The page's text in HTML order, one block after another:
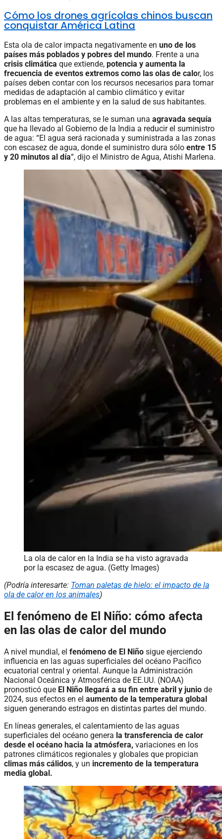
Cómo los drones agrícolas chinos buscan
conquistar América Latina
Esta ola de calor impacta negativamente en uno de los
países más poblados y pobres del mundo. Frente a una
crisis climática que extiende, potencia y aumenta la
frecuencia de eventos extremos como las olas de calor, los
países deben contar con los recursos necesarios para tomar
medidas de adaptación al cambio climático y evitar
problemas en el ambiente y en la salud de sus habitantes.
A las altas temperaturas, se le suman una agravada sequía
que ha llevado al Gobierno de la India a reducir el suministro
de agua: “El agua será racionada y suministrada a las zonas
con escasez de agua, donde el suministro dura sólo entre 15
y 20 minutos al día“, dijo el Ministro de Agua, Atishi Marlena.
La ola de calor en la India se ha visto agravada
por la escasez de agua. (Getty Images)
(Podría interesarte: Toman paletas de hielo: el impacto de la
ola de calor en los animales)
El fenómeno de El Niño: cómo afecta
en las olas de calor del mundo
A nivel mundial, el fenómeno de El Niño sigue ejerciendo
influencia en las aguas superficiales del océano Pacífico
ecuatorial central y oriental. Aunque la Administración
Nacional Oceánica y Atmosférica de EE.UU. (NOAA)
pronosticó que El Niño llegará a su fin entre abril y junio de
2024, sus efectos en el aumento de la temperatura global
siguen generando estragos en distintas partes del mundo.
En líneas generales, el calentamiento de las aguas
superficiales del océano genera la transferencia de calor
desde el océano hacia la atmósfera, variaciones en los
patrones climáticos regionales y globales que propician
climas más cálidos, y un incremento de la temperatura
media global.